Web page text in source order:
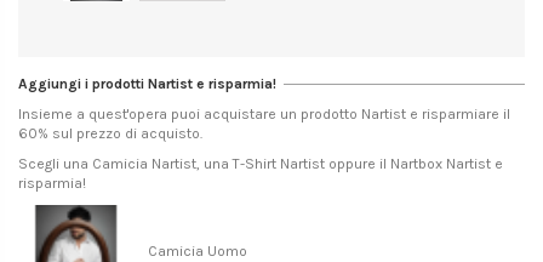
Aggiungi i prodotti Nartist e risparmia!
Insieme a quest'opera puoi acquistare un prodotto Nartist e risparmiare il
60% sul prezzo di acquisto.
Scegli una Camicia Nartist, una T-Shirt Nartist oppure il Nartbox Nartist e
risparmia!
Camicia Uomo